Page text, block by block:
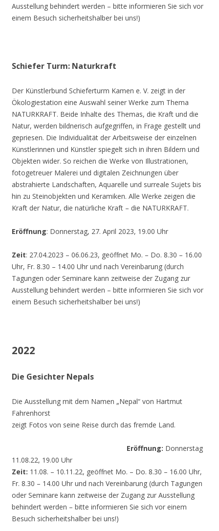
Ausstellung behindert werden – bitte informieren Sie sich vor
einem Besuch sicherheitshalber bei uns!)
Schiefer Turm: Naturkraft
Der Künstlerbund Schieferturm Kamen e. V. zeigt in der
Ökologiestation eine Auswahl seiner Werke zum Thema
NATURKRAFT. Beide Inhalte des Themas, die Kraft und die
Natur, werden bildnerisch aufgegriffen, in Frage gestellt und
gepriesen. Die Individualität der Arbeitsweise der einzelnen
Künstlerinnen und Künstler spiegelt sich in ihren Bildern und
Objekten wider. So reichen die Werke von Illustrationen,
fotogetreuer Malerei und digitalen Zeichnungen über
abstrahierte Landschaften, Aquarelle und surreale Sujets bis
hin zu Steinobjekten und Keramiken. Alle Werke zeigen die
Kraft der Natur, die natürliche Kraft – die NATURKRAFT.
Eröffnung: Donnerstag, 27. April 2023, 19.00 Uhr
Zeit: 27.04.2023 – 06.06.23, geöffnet Mo. – Do. 8.30 – 16.00
Uhr, Fr. 8.30 – 14.00 Uhr und nach Vereinbarung (durch
Tagungen oder Seminare kann zeitweise der Zugang zur
Ausstellung behindert werden – bitte informieren Sie sich vor
einem Besuch sicherheitshalber bei uns!)
2022
Die Gesichter Nepals
Die Ausstellung mit dem Namen „Nepal“ von Hartmut
Fahrenhorst
zeigt Fotos von seine Reise durch das fremde Land.
Eröffnung: Donnerstag
11.08.22, 19.00 Uhr
Zeit: 11.08. – 10.11.22, geöffnet Mo. – Do. 8.30 – 16.00 Uhr,
Fr. 8.30 – 14.00 Uhr und nach Vereinbarung (durch Tagungen
oder Seminare kann zeitweise der Zugang zur Ausstellung
behindert werden – bitte informieren Sie sich vor einem
Besuch sicherheitshalber bei uns!)